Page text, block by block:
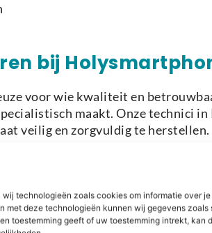
technologieën zoals cookies om informatie over
met deze technologieën kunnen wij gegevens zoals
toestemming geeft of uw toestemming intrekt, kan
bij
voor wie kwaliteit en
maakt. Onze technici
veilig en zorgvuldig te herstellen.
wij doorgaans snel uit. Bij
onderdelen van hoge